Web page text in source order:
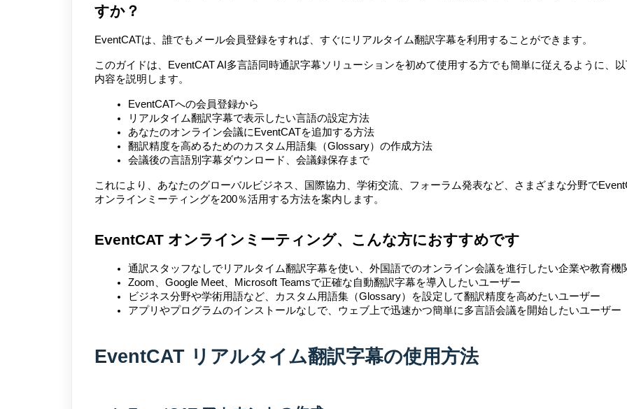
すか？
EventCATは、誰でもメール会員登録をすれば、すぐにリアルタイム翻訳字幕を利用することができます。
このガイドは、EventCAT AI多言語同時通訳字幕ソリューションを初めて使用する方でも簡単に従えるように、
内容を説明します。
EventCATへの会員登録から
リアルタイム翻訳字幕で表示したい言語の設定方法
あなたのオンライン会議にEventCATを追加する方法
翻訳精度を高めるためのカスタム用語集（Glossary）の作成方法
会議後の言語別字幕ダウンロード、会議録保存まで
これにより、あなたのグローバルビジネス、国際協力、学術交流、フォーラム発表など、さまざまな分野で
オンラインミーティングを200％活用する方法を案内します。
EventCAT オンラインミーティング、こんな方におすすめです
通訳スタッフなしでリアルタイム翻訳字幕を使い、外国語でのオンライン会議を進行したい企業や教育機
Zoom、Google Meet、Microsoft Teamsで正確な自動翻訳字幕を導入したいユーザー
ビジネス分野や学術用語など、カスタム用語集（Glossary）を設定して翻訳精度を高めたいユーザー
アプリやプログラムのインストールなしで、ウェブ上で迅速かつ簡単に多言語会議を開始したいユーザー
EventCAT リアルタイム翻訳字幕の使用方法